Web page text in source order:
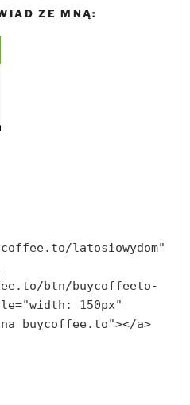
ZE MNĄ:
latosiowydom"
btn/buycoffeeto-
150px"
buycoffee.to"></a>